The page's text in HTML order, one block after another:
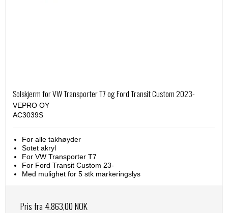
Solskjerm for VW Transporter T7 og Ford Transit Custom 2023-
VEPRO OY
AC3039S
For alle takhøyder
Sotet akryl
For VW Transporter T7
For Ford Transit Custom 23-
Med mulighet for 5 stk markeringslys
Pris fra 4.863,00 NOK